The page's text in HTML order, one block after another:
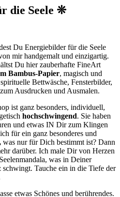
die Seele ❊
Du Energiebilder für die Seele
mir handgemalt und einzigartig.
Du hier zauberhafte FineArt
Bambus-Papier, magisch und
Bettwäsche, Fensterbilder,
Ausdrucken und Ausmalen.
ist ganz besonders, individuell,
hochschwingend. Sie haben
und etwas IN Dir zum Klingen
für ein ganz besonderes und
was nur für Dich bestimmt ist? Dann
darüber. Ich male Dir von Herzen
was in Deiner
Tauche ein in die Tiefe der
etwas Schönes und berührendes.